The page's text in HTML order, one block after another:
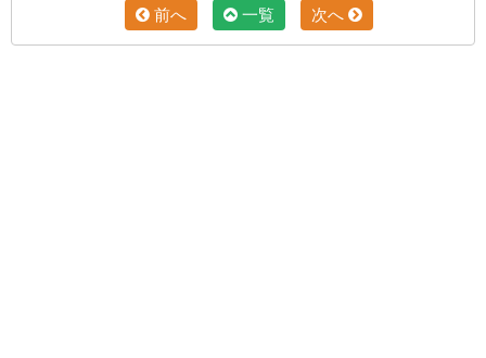
前へ 一覧 次へ